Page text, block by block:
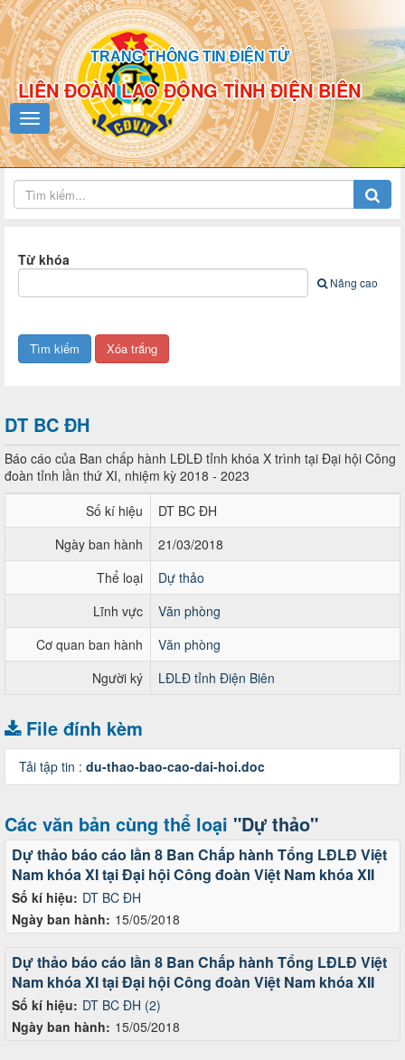
TRANG THÔNG TIN ĐIỆN TỬ
LIÊN ĐOÀN LAO ĐỘNG TỈNH ĐIỆN BIÊN
Từ khóa
Nâng cao
DT BC ĐH
Báo cáo của Ban chấp hành LĐLĐ tỉnh khóa X trình tại Đại hội Công
đoàn tỉnh lần thứ XI, nhiệm kỳ 2018 - 2023
Số kí hiệu
DT BC ĐH
Ngày ban hành
21/03/2018
Thể loại
Dự thảo
Lĩnh vực
Văn phòng
Cơ quan ban hành
Văn phòng
Người ký
LĐLĐ tỉnh Điện Biên
File đính kèm
Tải tập tin : du-thao-bao-cao-dai-hoi.doc
Các văn bản cùng thể loại "Dự thảo"
Số kí hiệu: DT BC ĐH
Ngày ban hành: 15/05/2018
Dự thảo báo cáo lần 8 Ban Chấp hành Tổng LĐLĐ Việt
Nam khóa XI tại Đại hội Công đoàn Việt Nam khóa XII
Số kí hiệu: DT BC ĐH (2)
Ngày ban hành: 15/05/2018
Dự thảo báo cáo lần 8 Ban Chấp hành Tổng LĐLĐ Việt
Nam khóa XI tại Đại hội Công đoàn Việt Nam khóa XII